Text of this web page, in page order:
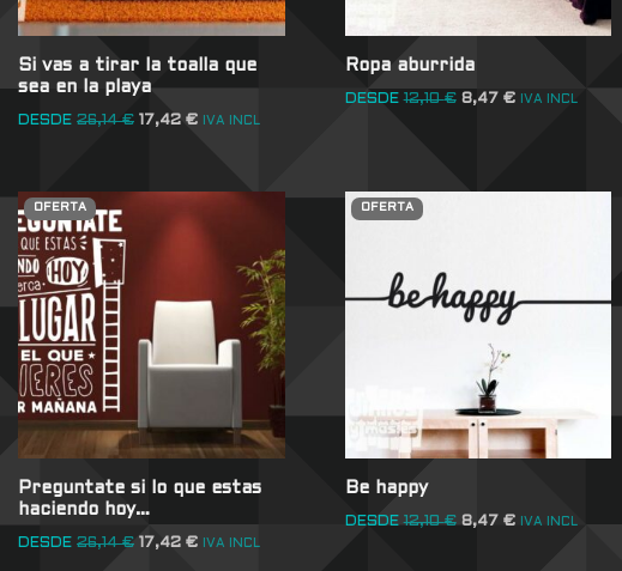
Si vas a tirar la toalla que
sea en la playa
DESDE 26,14€ 17,42 € IVA INCL
Ropa aburrida
DESDE 12,10€ 8,47 € IVA INCL
OFERTA
Preguntate si lo que estas
haciendo hoy…
DESDE 26,14€ 17,42 € IVA INCL
OFERTA
Be happy
DESDE 12,10€ 8,47 € IVA INCL